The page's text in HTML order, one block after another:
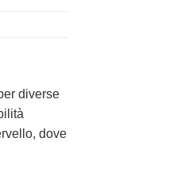
diverse
dove